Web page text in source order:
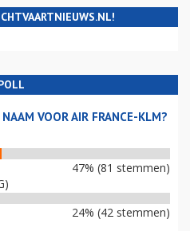
VOOR AIR FRANCE-KLM?
47% (81 stemmen)
24% (42 stemmen)